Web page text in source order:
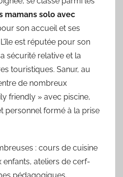
mamans solo avec
son accueil et ses
est réputée pour son
sécurité relative et la
touristiques. Sanur, au
de nombreux
friendly » avec piscine,
personnel formé à la prise
: cours de cuisine
enfants, ateliers de cerf-